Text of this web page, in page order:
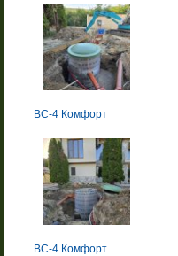
BC-4 Комфорт
BC-4 Комфорт